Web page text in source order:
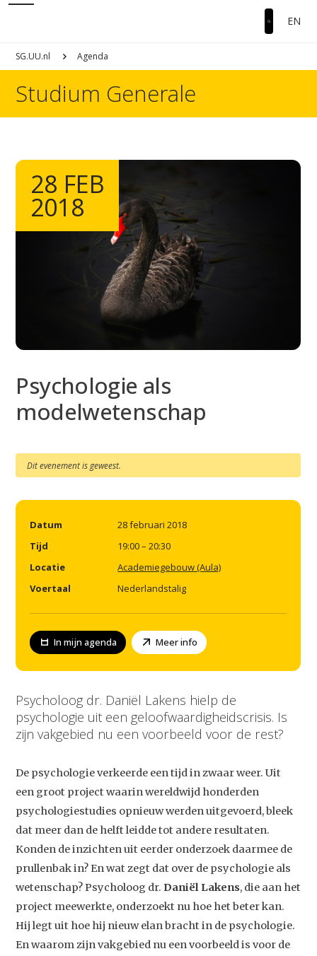
EN
SG.UU.nl Agenda
Studium Generale
28 FEB
2018
Datum
28 februari 2018
Tijd
19:00 – 20:30
Locatie
Academiegebouw (Aula)
Voertaal
Nederlandstalig
In mijn agenda Meer info
Psychologie als
modelwetenschap
Dit evenement is geweest.
Psycholoog dr. Daniël Lakens hielp de
psychologie uit een geloofwaardigheidscrisis. Is
zijn vakgebied nu een voorbeeld voor de rest?
De psychologie verkeerde een tijd in zwaar weer. Uit
een groot project waarin wereldwijd honderden
psychologiestudies opnieuw werden uitgevoerd, bleek
dat meer dan de helft leidde tot andere resultaten.
Konden de inzichten uit eerder onderzoek daarmee de
prullenbak in? En wat zegt dat over de psychologie als
wetenschap? Psycholoog dr. Daniël Lakens, die aan het
project meewerkte, onderzoekt nu hoe het beter kan.
Hij legt uit hoe hij nieuw elan bracht in de psychologie.
En waarom zijn vakgebied nu een voorbeeld is voor de